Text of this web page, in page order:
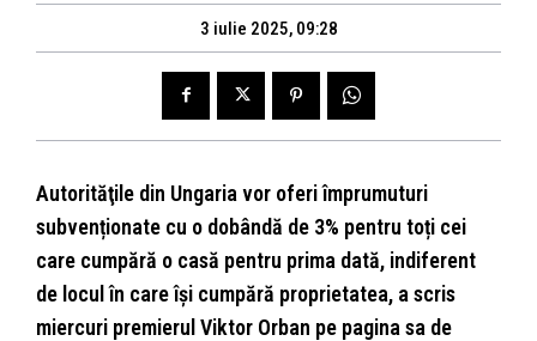
3 iulie 2025, 09:28
Autorităţile din Ungaria vor oferi împrumuturi
subvenționate cu o dobândă de 3% pentru toți cei
care cumpără o casă pentru prima dată, indiferent
de locul în care își cumpără proprietatea, a scris
miercuri premierul Viktor Orban pe pagina sa de